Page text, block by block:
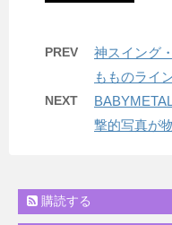
PREV
神スイング
もものライ
NEXT
撃的写真が
購読する